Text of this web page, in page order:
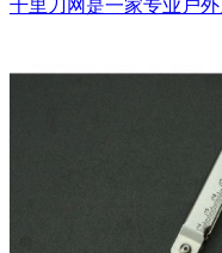
千里刀网是一家专业户